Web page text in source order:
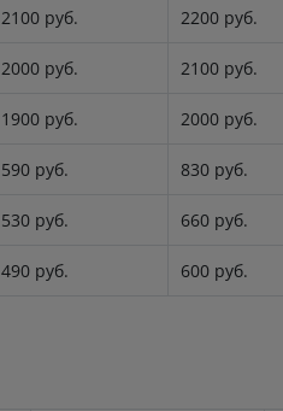
2100 руб. 2200 руб.
2000 руб. 2100 руб.
1900 руб. 2000 руб.
590 руб. 830 руб.
530 руб. 660 руб.
490 руб. 600 руб.